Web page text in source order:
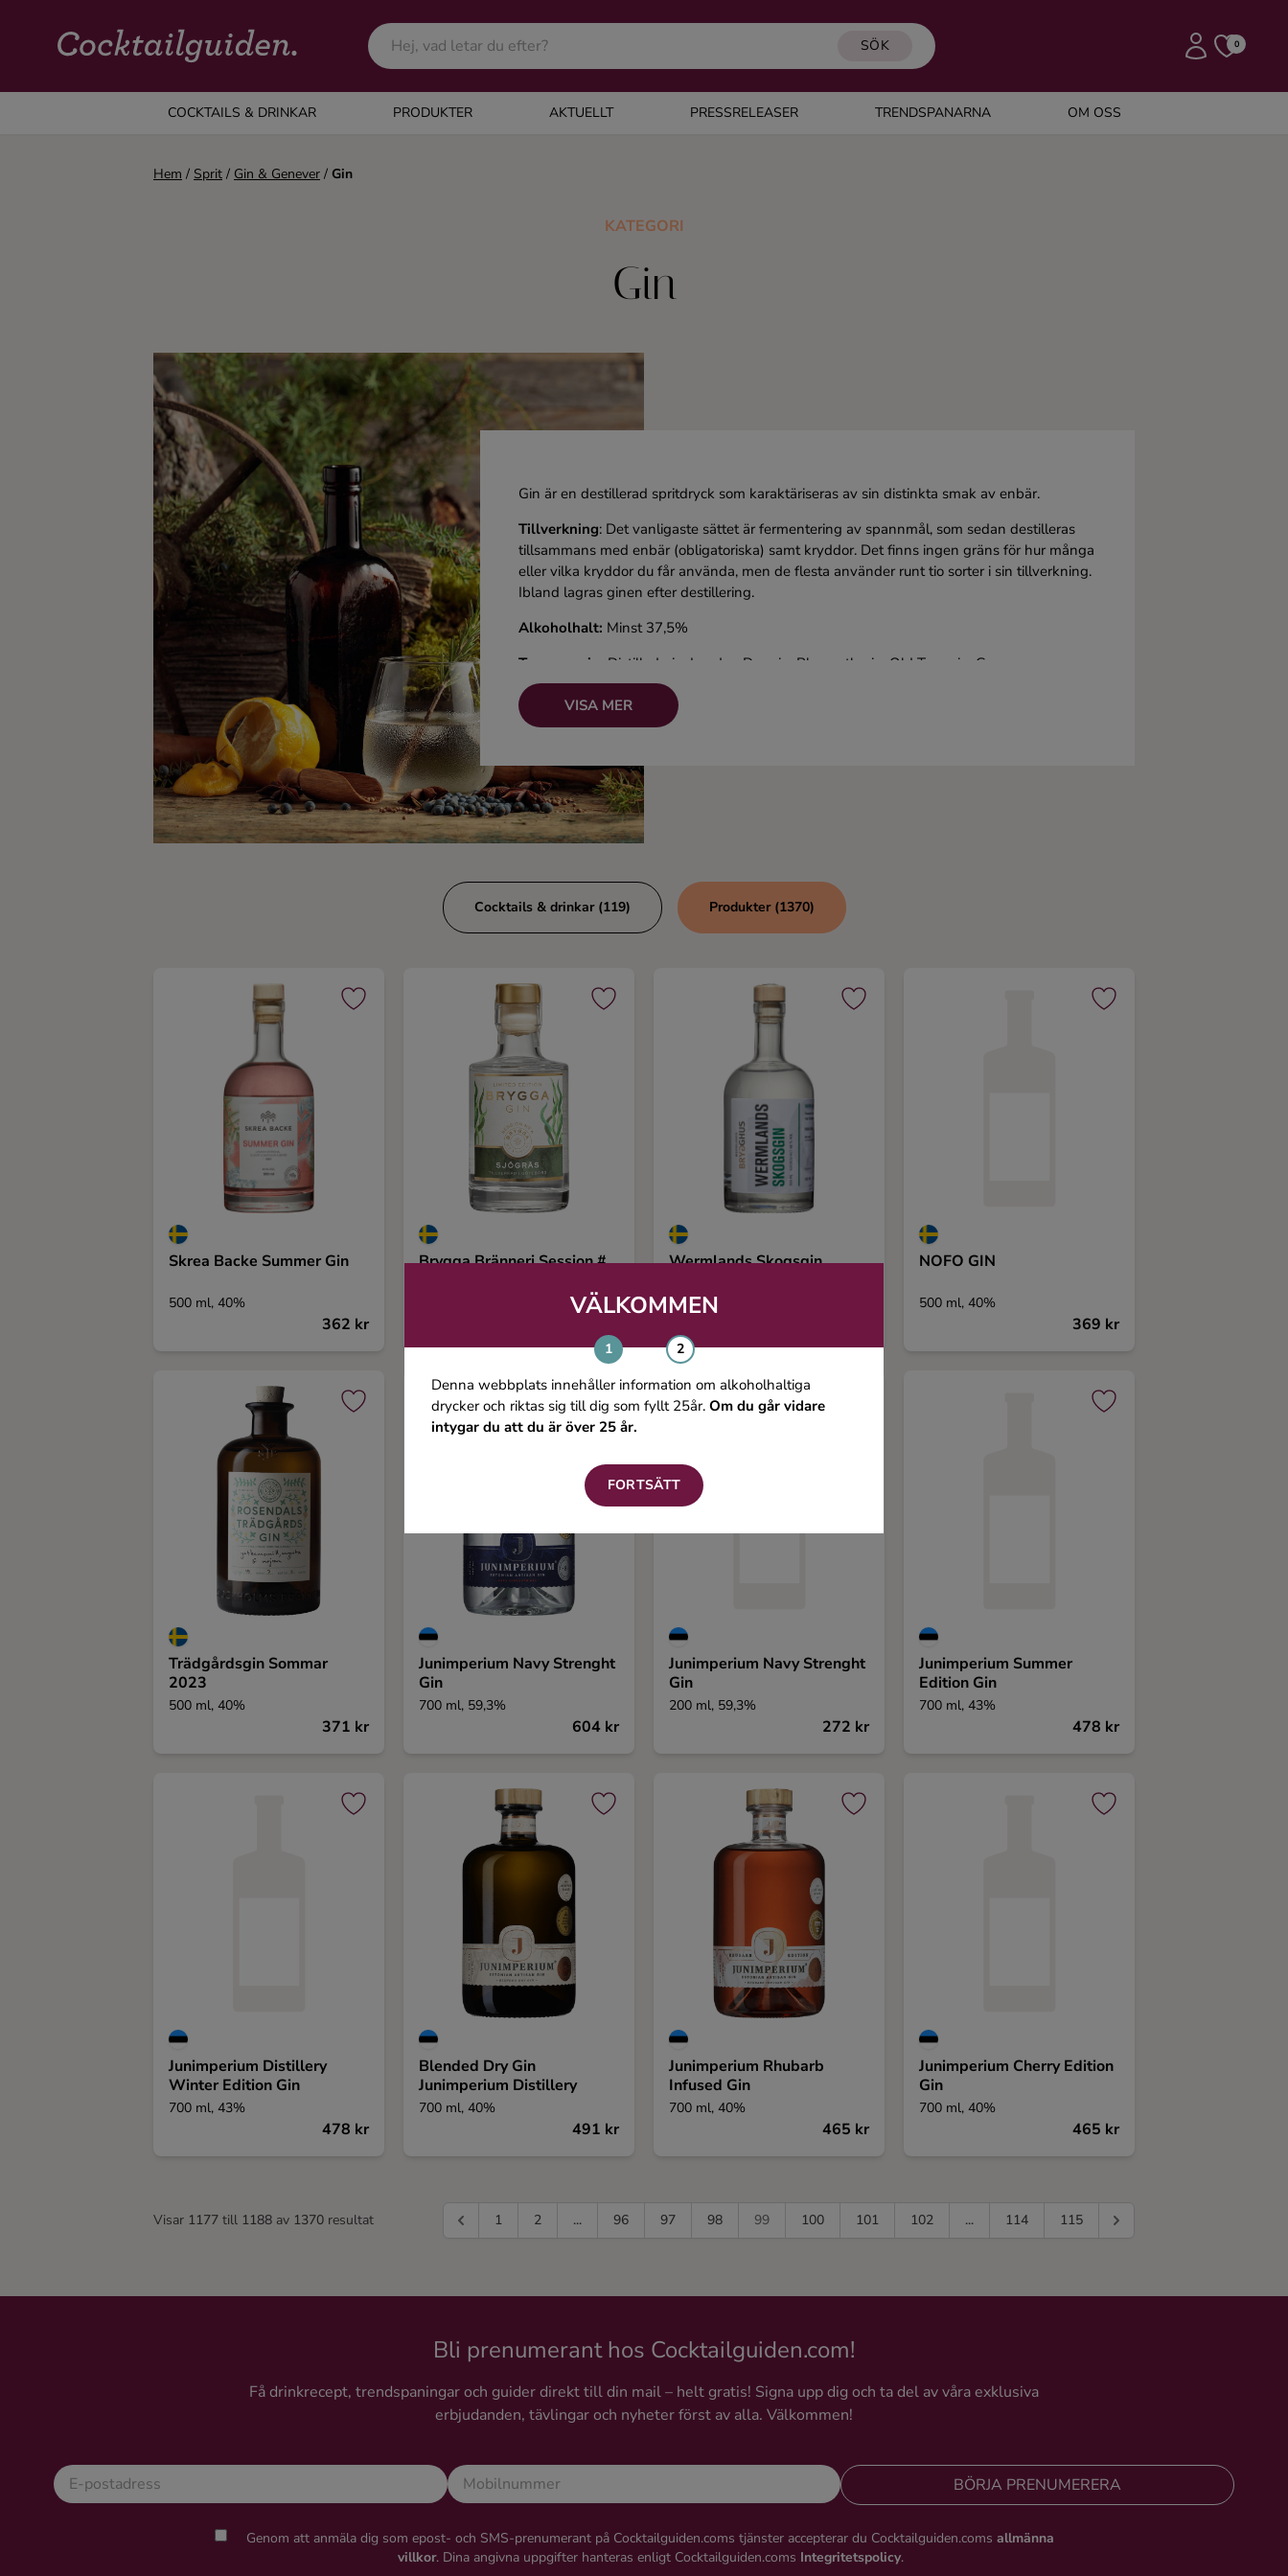
SÖK 0
COCKTAILS & DRINKAR PRODUKTER AKTUELLT PRESSRELEASER TRENDSPANARNA OM OSS
COCKTAILS & DRINKAR
Alla cocktails & drinkar
VÄLKOMMEN
Denna webbplats innehåller information om alkoholhaltiga
drycker och riktas sig till dig som fyllt 25år. Om du går vidare
intygar du att du är över 25 år.
FORTSÄTT
Hem / Sprit / Gin & Genever / Gin
KATEGORI
Gin
Gin är en destillerad spritdryck som karaktäriseras av sin distinkta smak av enbär.
Tillverkning: Det vanligaste sättet är fermentering av spannmål, som sedan destilleras
tillsammans med enbär (obligatoriska) samt kryddor. Det finns ingen gräns för hur många
eller vilka kryddor du får använda, men de flesta använder runt tio sorter i sin tillverkning.
Ibland lagras ginen efter destillering.
Alkoholhalt: Minst 37,5%
Typer av gin:
Distilled gin, London Dry gin, Plymouth gin, Old Tom gin, Genever
Kända drinkar:Gin & Tonic,
VISA MER
Cocktails & drinkar (119) Produkter (1370)
Skrea Backe Summer Gin
500 ml, 40%
362 kr
Brygga Bränneri Session #
Wermlands Skogsgin
500 ml, 49%
NOFO GIN
500 ml, 40%
369 kr
Trädgårdsgin Sommar
2023
500 ml, 40%
371 kr
Junimperium Navy Strenght
Gin
700 ml, 59,3%
604 kr
Junimperium Navy Strenght
Gin
200 ml, 59,3%
272 kr
Junimperium Summer
Edition Gin
700 ml, 43%
478 kr
Junimperium Distillery
Winter Edition Gin
700 ml, 43%
478 kr
Blended Dry Gin
Junimperium Distillery
700 ml, 40%
491 kr
Junimperium Rhubarb
Infused Gin
700 ml, 40%
465 kr
Junimperium Cherry Edition
Gin
700 ml, 40%
465 kr
Visar 1177 till 1188 av 1370 resultat 1 2 ... 96 97 98 99 100 101 102 ... 114 115
Bli prenumerant hos Cocktailguiden.com!
Få drinkrecept, trendspaningar och guider direkt till din mail – helt gratis! Signa upp dig och ta del av våra exklusiva
erbjudanden, tävlingar och nyheter först av alla. Välkommen!
BÖRJA PRENUMERERA
Genom att anmäla dig som epost- och SMS-prenumerant på Cocktailguiden.coms tjänster accepterar du Cocktailguiden.coms allmänna
villkor. Dina angivna uppgifter hanteras enligt Cocktailguiden.coms Integritetspolicy.